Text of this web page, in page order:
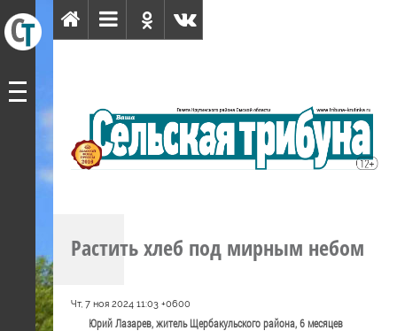
Растить хлеб под мирным небом
Чт, 7 ноя 2024 11:03 +0600
Юрий Лазарев, житель Щербакульского района, 6 месяцев